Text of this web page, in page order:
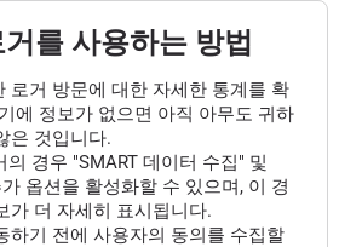
를 사용하는 방법
로거 방문에 대한 자세한 통계를 확
에 정보가 없으면 아직 아무도 귀하
은 것입니다.
의 경우 "SMART 데이터 수집" 및
옵션을 활성화할 수 있으며, 이 경
가 더 자세히 표시됩니다.
하기 전에 사용자의 동의를 수집할